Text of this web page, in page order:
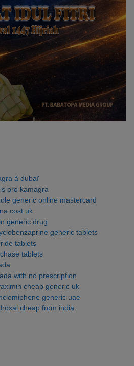
à dubaï
pro kamagra
generic online mastercard
cost uk
generic drug
generic tablets
tablets
tablets
with no prescription
cheap generic uk
generic uae
cheap from india